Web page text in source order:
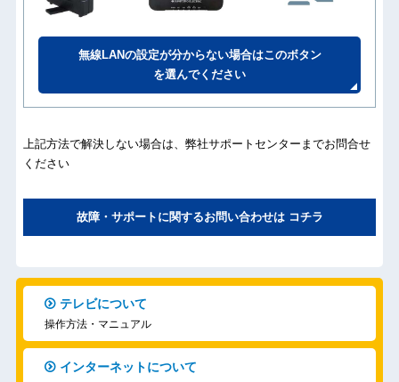
無線LANの設定が分からない場合はこのボタン
を選んでください
上記方法で解決しない場合は、弊社サポートセンターまでお問合せ
ください
故障・サポートに関するお問い合わせは コチラ
テレビについて
操作方法・マニュアル
インターネットについて